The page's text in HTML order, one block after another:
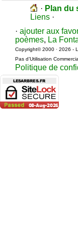
· Plan du
Liens ·
· ajouter aux
poèmes, La
Copyright© 2000 · 2026 -
Pas d’Utilisation
Politique de